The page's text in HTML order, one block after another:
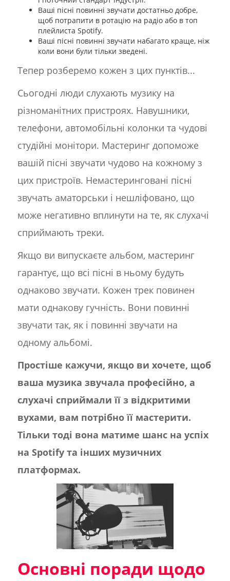
Ваші пісні повинні звучати достатньо добре,
щоб потрапити в ротацію на радіо або в топ
плейлиста Spotify.
Ваші пісні повинні звучати набагато краще, ніж
коли вони були тільки зведені.
Тепер розберемо кожен з цих пунктів...
Сьогодні люди слухають музику на
різноманітних пристроях. Навушники,
телефони, автомобільні колонки та чудові
студійні монітори. Мастеринг допоможе
вашій пісні звучати чудово на кожному з
цих пристроїв. Немастеринговані пісні
звучать аматорськи і нешліфовано, що
може негативно вплинути на те, як слухачі
сприймають треки.
Якщо ви випускаєте альбом, мастеринг
гарантує, що всі пісні в ньому будуть
однаково звучати. Кожен трек повинен
мати однакову гучність. Вони повинні
звучати так, як і повинні звучати на
одному альбомі.
Простіше кажучи, якщо ви хочете, щоб
ваша музика звучала професійно, а
слухачі сприймали її з відкритими
вухами, вам потрібно її мастерити.
Тільки тоді вона матиме шанс на успіх
на Spotify та інших музичних
платформах.
Основні поради щодо